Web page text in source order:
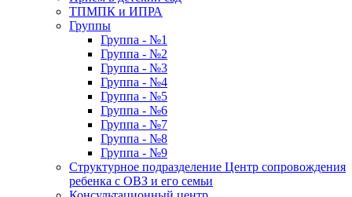
ТПМПК и ИПРА
Группы
Группа - №1
Группа - №2
Группа - №3
Группа - №4
Группа - №5
Группа - №6
Группа - №7
Группа - №8
Группа - №9
Структурное подразделение Центр сопровождения
ребенка с ОВЗ и его семьи